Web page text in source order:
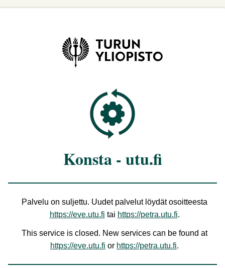
Konsta - utu.fi
Palvelu on suljettu. Uudet palvelut löydät osoitteesta
https://eve.utu.fi tai https://petra.utu.fi.
This service is closed. New services can be found at
https://eve.utu.fi or https://petra.utu.fi.